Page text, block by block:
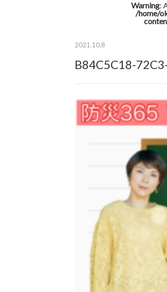
Warning:
/home/
2021.10.8
B84C5C18-